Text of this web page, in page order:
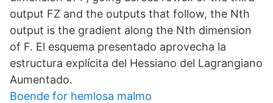
output FZ and the outputs that follow, the Nth
output is the gradient along the Nth dimension
of F. El esquema presentado aprovecha la
estructura explícita del Hessiano del Lagrangiano
Aumentado.
Boende for hemlosa malmo